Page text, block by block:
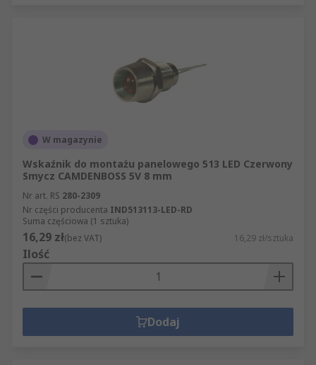
W magazynie
Wskaźnik do montażu panelowego 513 LED Czerwony
Smycz CAMDENBOSS 5V 8 mm
Nr art. RS 280-2309
Nr części producenta IND513113-LED-RD
Suma częściowa (1 sztuka)
16,29 zł(bez VAT) 16,29 zł/sztuka
Ilość
Dodaj